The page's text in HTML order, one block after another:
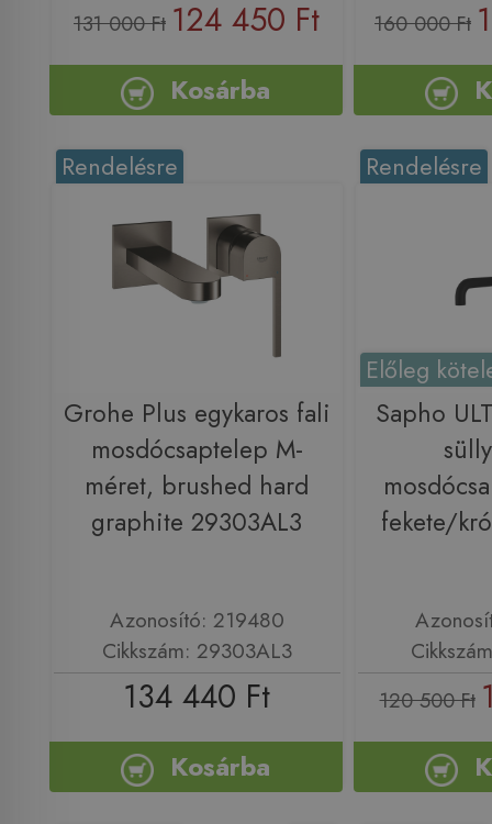
131 000 Ft 124 450 Ft
Kosárba
160 000 Ft
Rendelésre
Grohe Plus egykaros fali
mosdócsaptelep M-
méret, brushed hard
graphite 29303AL3
Azonosító: 219480
Cikkszám: 29303AL3
134 440 Ft
Kosárba
Rendelésre
Előleg
Sapho
fekete/
120 500 Ft